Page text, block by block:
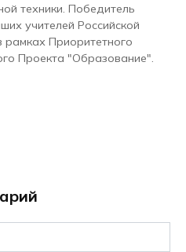
техники. Победитель
учителей Российской
Приоритетного
Проекта "Образование".